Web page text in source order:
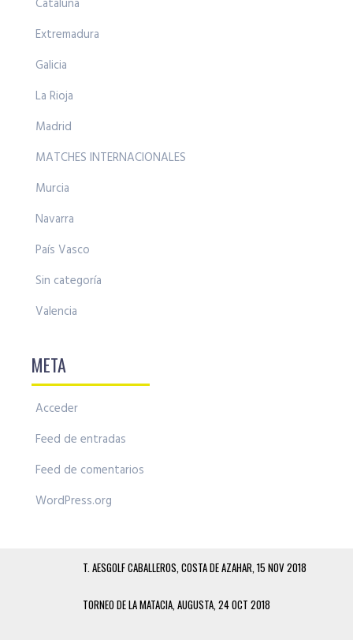
Extremadura
Galicia
La Rioja
Madrid
MATCHES INTERNACIONALES
Murcia
Navarra
País Vasco
Sin categoría
Valencia
META
Acceder
Feed de entradas
Feed de comentarios
WordPress.org
T. AESGOLF CABALLEROS, COSTA DE AZAHAR, 15 NOV 2018
TORNEO DE LA MATACIA, AUGUSTA, 24 OCT 2018